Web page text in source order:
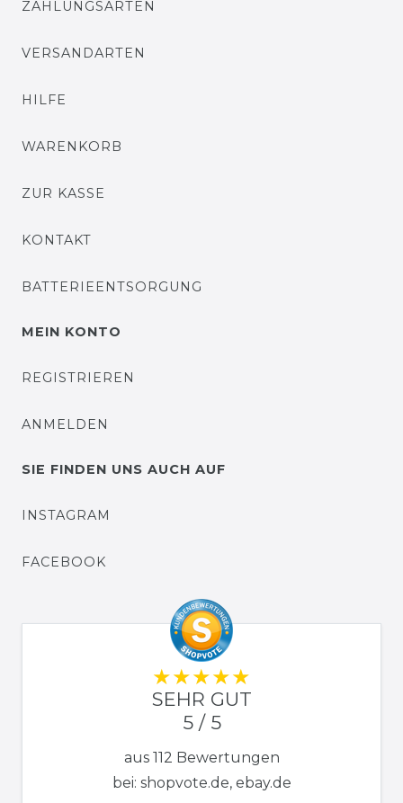
ZAHLUNGSARTEN
VERSANDARTEN
HILFE
WARENKORB
ZUR KASSE
KONTAKT
BATTERIEENTSORGUNG
MEIN KONTO
REGISTRIEREN
ANMELDEN
SIE FINDEN UNS AUCH AUF
INSTAGRAM
FACEBOOK
SEHR GUT
5 / 5
aus 112 Bewertungen
bei: shopvote.de, ebay.de